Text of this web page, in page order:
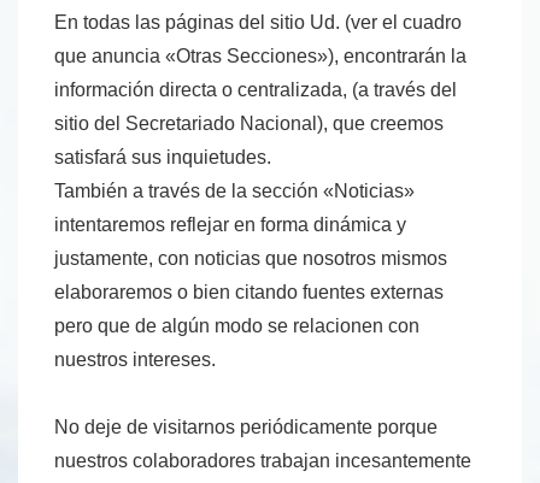
En todas las páginas del sitio Ud. (ver el cuadro
que anuncia «Otras Secciones»), encontrarán la
información directa o centralizada, (a través del
sitio del Secretariado Nacional), que creemos
satisfará sus inquietudes.
También a través de la sección «Noticias»
intentaremos reflejar en forma dinámica y
justamente, con noticias que nosotros mismos
elaboraremos o bien citando fuentes externas
pero que de algún modo se relacionen con
nuestros intereses.
No deje de visitarnos periódicamente porque
nuestros colaboradores trabajan incesantemente